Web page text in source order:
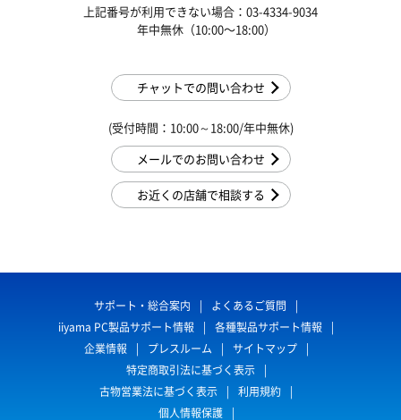
上記番号が利用できない場合：03-4334-9034
年中無休（10:00〜18:00）
チャットでの問い合わせ
(受付時間：10:00～18:00/年中無休)
メールでのお問い合わせ
お近くの店舗で相談する
サポート・総合案内
よくあるご質問
iiyama PC製品サポート情報
各種製品サポート情報
企業情報
プレスルーム
サイトマップ
特定商取引法に基づく表示
古物営業法に基づく表示
利用規約
個人情報保護